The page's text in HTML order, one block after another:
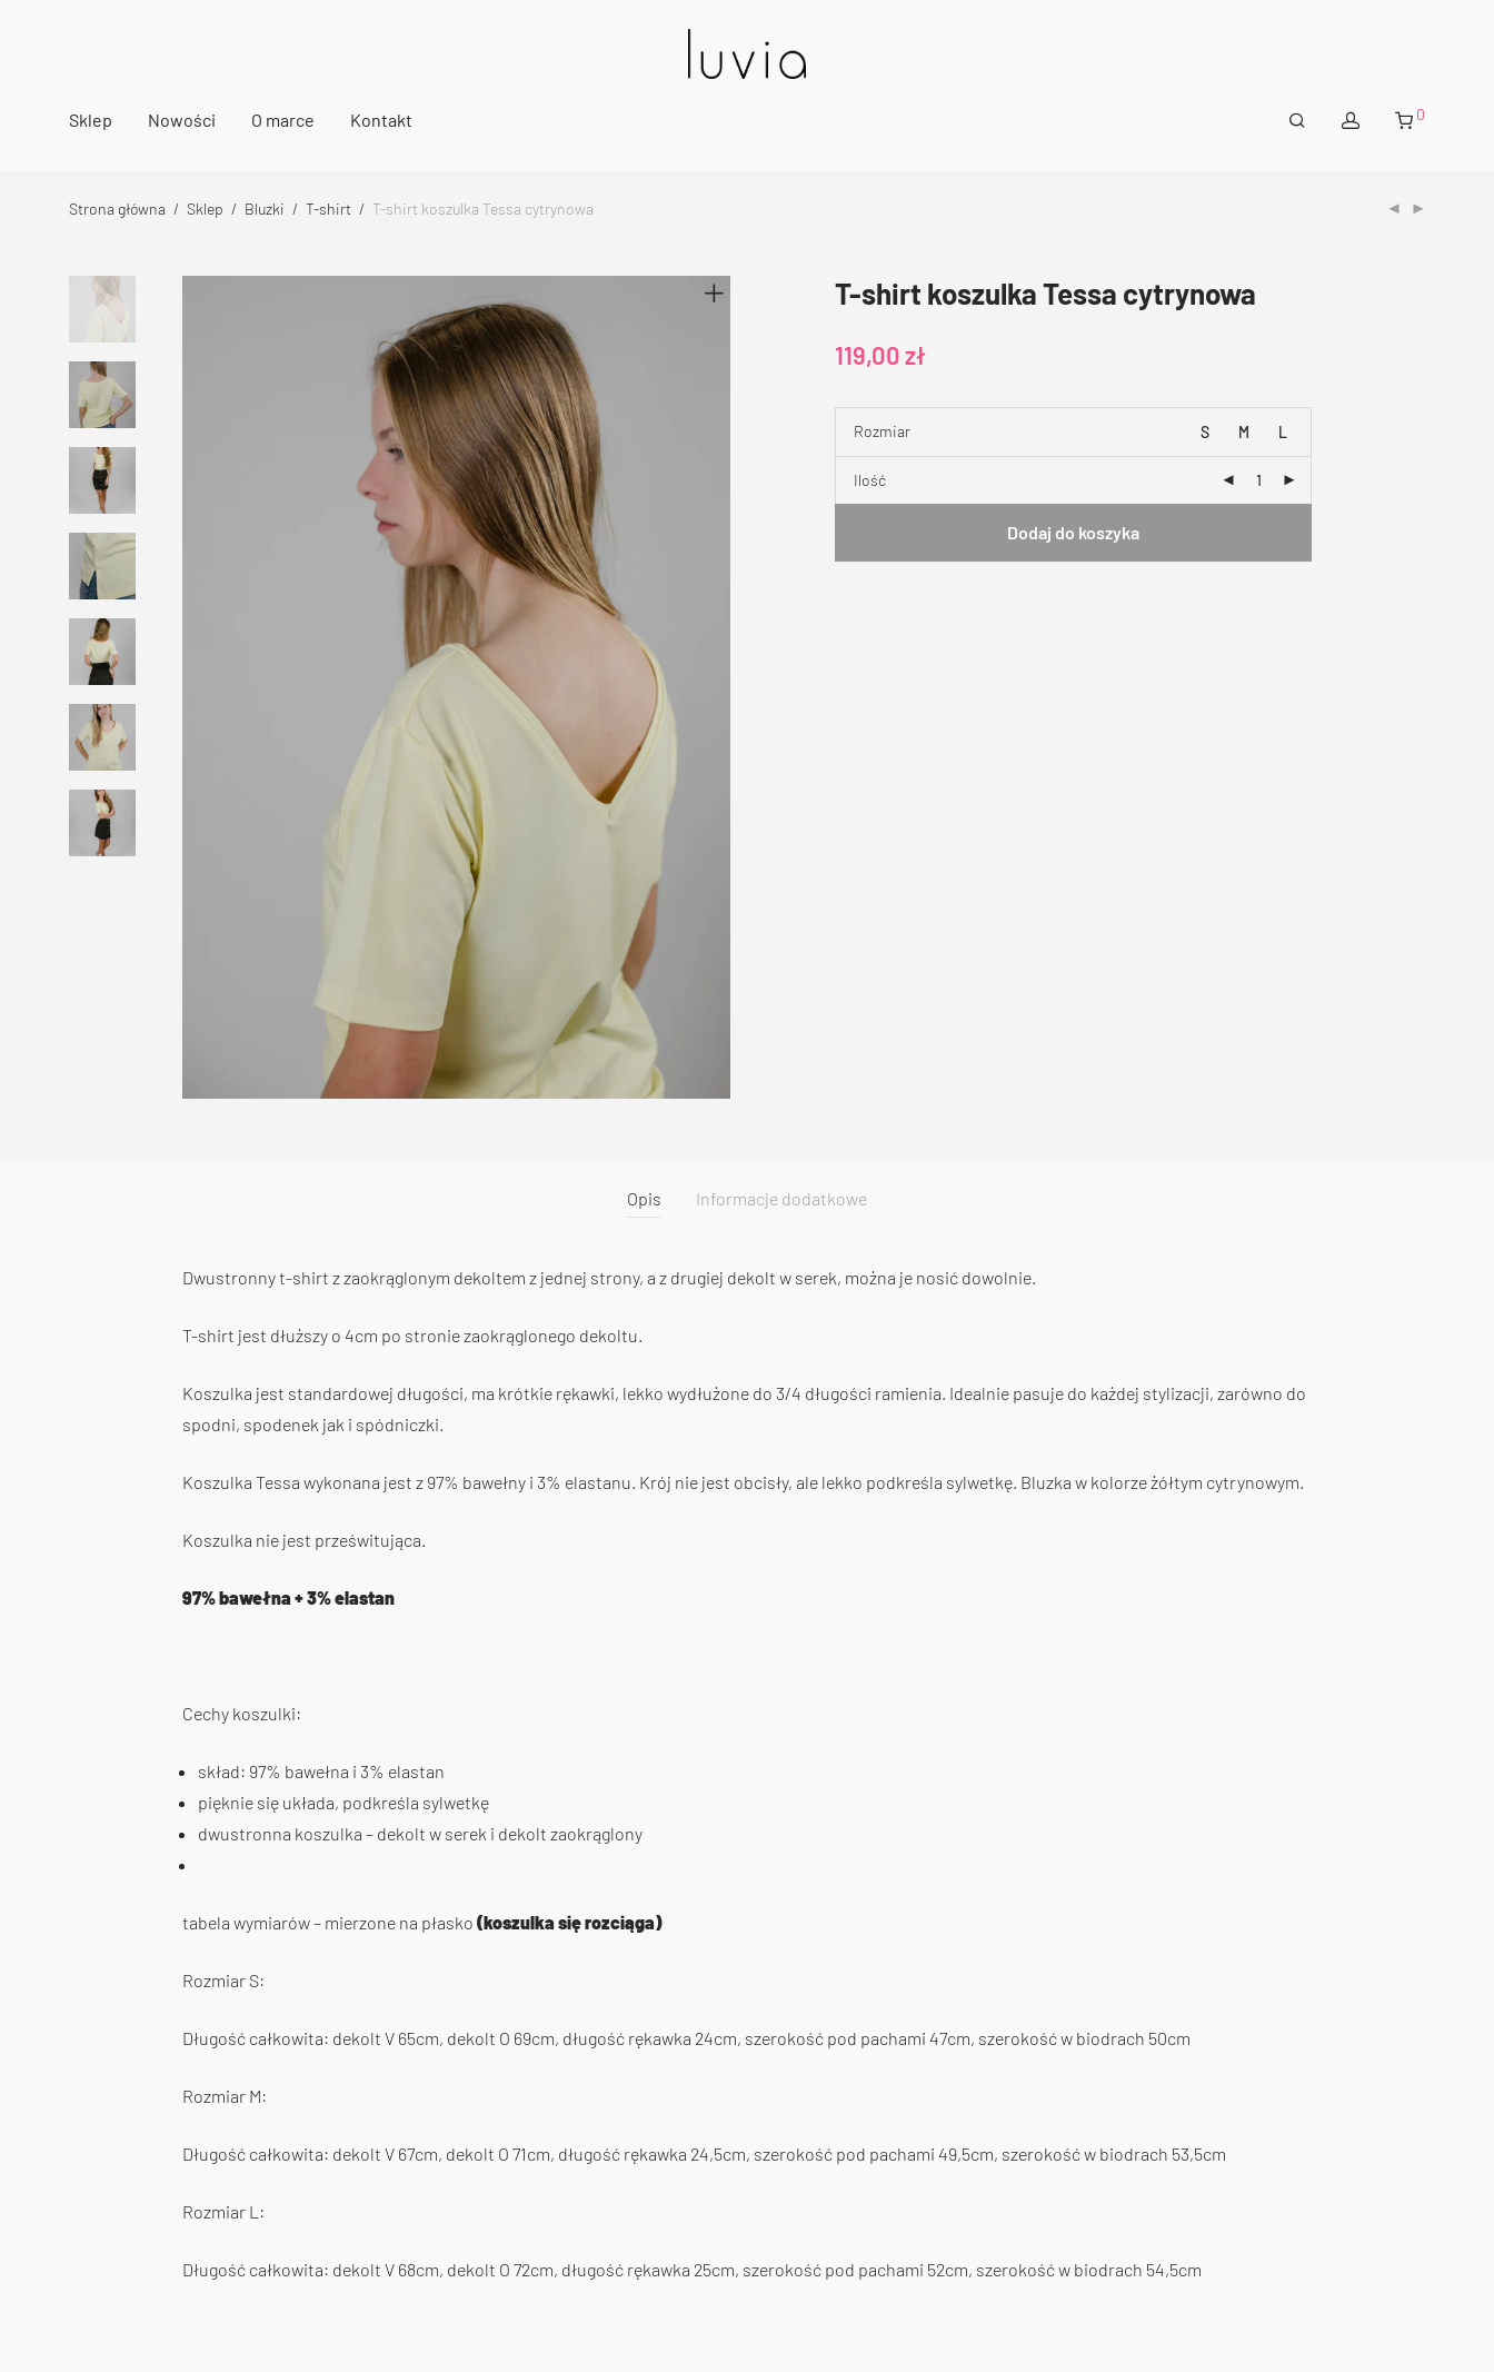
Sklep Nowości O marce Kontakt 0
Strona główna / Sklep / Bluzki / T-shirt / T-shirt koszulka Tessa cytrynowa
T-shirt koszulka Tessa cytrynowa
119,00zł
Rozmiar S M L
Ilość
Dodaj do koszyka
Opis Informacje dodatkowe
Dwustronny t-shirt z zaokrąglonym dekoltem z jednej strony, a z drugiej dekolt w serek, można je nosić dowolnie.
T-shirt jest dłuższy o 4cm po stronie zaokrąglonego dekoltu.
Koszulka jest standardowej długości, ma krótkie rękawki, lekko wydłużone do 3/4 długości ramienia. Idealnie pasuje do każdej stylizacji, zarówno do
spodni, spodenek jak i spódniczki.
Koszulka Tessa wykonana jest z 97% bawełny i 3% elastanu. Krój nie jest obcisły, ale lekko podkreśla sylwetkę. Bluzka w kolorze żółtym cytrynowym.
Koszulka nie jest prześwitująca.
97% bawełna + 3% elastan
Cechy koszulki:
skład: 97% bawełna i 3% elastan
pięknie się układa, podkreśla sylwetkę
dwustronna koszulka – dekolt w serek i dekolt zaokrąglony
tabela wymiarów – mierzone na płasko (koszulka się rozciąga)
Rozmiar S:
Długość całkowita: dekolt V 65cm, dekolt O 69cm, długość rękawka 24cm, szerokość pod pachami 47cm, szerokość w biodrach 50cm
Rozmiar M:
Długość całkowita: dekolt V 67cm, dekolt O 71cm, długość rękawka 24,5cm, szerokość pod pachami 49,5cm, szerokość w biodrach 53,5cm
Rozmiar L:
Długość całkowita: dekolt V 68cm, dekolt O 72cm, długość rękawka 25cm, szerokość pod pachami 52cm, szerokość w biodrach 54,5cm